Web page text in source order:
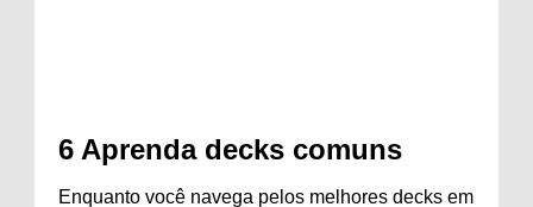
6 Aprenda decks comuns
Enquanto você navega pelos melhores decks em